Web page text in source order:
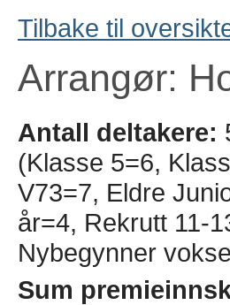
Tilbake til
Arrangør:
Antall deltakere:
(Klasse 5=6,
V73=7, Eldre
år=4, Rekrutt 11-
Nybegynner
Sum